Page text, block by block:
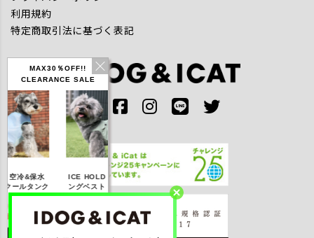
MAX30％OFF!!
CLEARANCE SALE
冷&保水
ルタンク
み)
ICE HOLD フィッシ
ングベスト 保冷剤付
円(税込み)
IDOG ICE HOLD ネ
ッククーラー 保冷剤
付
円(税込み)
利用規約
特定商取引法に基づく表記